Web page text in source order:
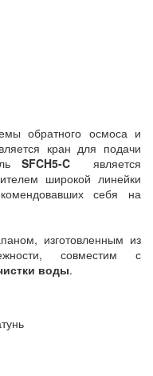
обратного осмоса и
кран для подачи
SFCH5-C является
широкой линейки
себя на
изготовленным из
совместим с
воды.